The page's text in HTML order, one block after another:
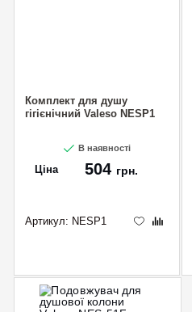
Комплект для душу
гігієнічний Valeso NESP1
В наявності
Ціна 504 грн.
Артикул: NESP1